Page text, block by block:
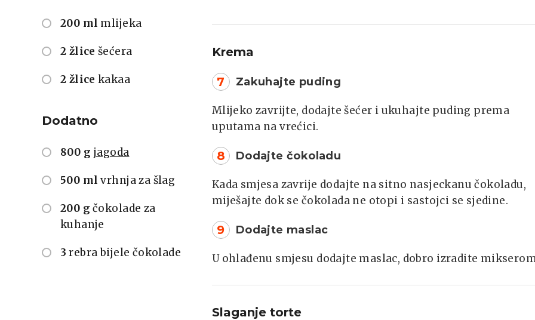
200 ml mlijeka
2 žlice šećera
2 žlice kakaa
Dodatno
800 g jagoda
500 ml vrhnja za šlag
200 g čokolade za
kuhanje
3 rebra bijele čokolade
Krema
7 Zakuhajte puding
Mlijeko zavrijte, dodajte šećer i ukuhajte puding prema
uputama na vrećici.
8 Dodajte čokoladu
Kada smjesa zavrije dodajte na sitno nasjeckanu čokoladu,
miješajte dok se čokolada ne otopi i sastojci se sjedine.
9 Dodajte maslac
U ohlađenu smjesu dodajte maslac, dobro izradite
Slaganje torte